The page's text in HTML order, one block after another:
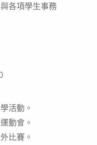
各項學生事務
活動。
動會。
比賽。